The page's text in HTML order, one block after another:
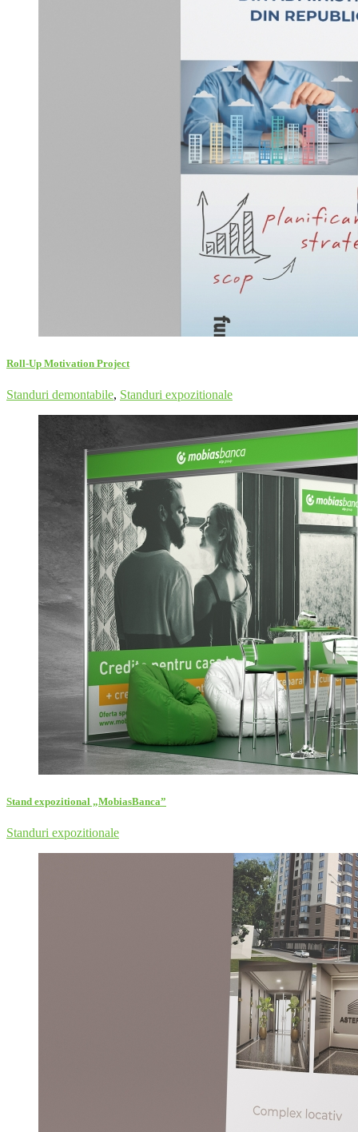
Roll-Up Motivation Project
Standuri demontabile, Standuri expozitionale
Stand expozitional „MobiasBanca”
Standuri expozitionale